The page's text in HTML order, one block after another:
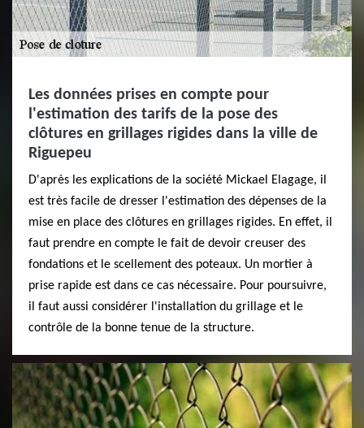
Les données prises en compte pour
l'estimation des tarifs de la pose des
clôtures en grillages rigides dans la ville de
Riguepeu
D'après les explications de la société Mickael Elagage, il
est très facile de dresser l'estimation des dépenses de la
mise en place des clôtures en grillages rigides. En effet, il
faut prendre en compte le fait de devoir creuser des
fondations et le scellement des poteaux. Un mortier à
prise rapide est dans ce cas nécessaire. Pour poursuivre,
il faut aussi considérer l'installation du grillage et le
contrôle de la bonne tenue de la structure.